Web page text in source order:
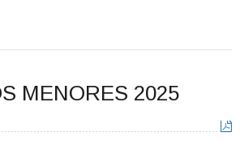
MENORES 2025